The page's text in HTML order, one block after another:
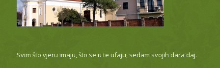
Svim što vjeru imaju, što se u te ufaju, sedam svojih dara daj.